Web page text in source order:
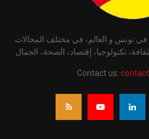
الأخبار في تونس و العالم، في مختلف المجالات.
تكنولوجيا، إقتصاد، الصحة، الجمال
Contact us: